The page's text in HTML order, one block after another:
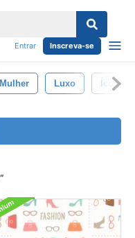
Entrar Inscreva-se
Mulher Luxo Ícone